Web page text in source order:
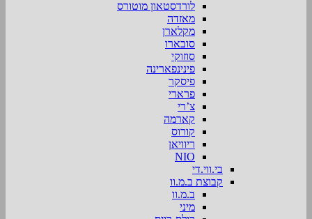
לורדסטאון מוטורס
מאזדה
מקלארן
סובארו
סוזוקי
פינינפארינה
פיסקר
פרארי
צ’רי
קארמה
קורוס
ריוויאן
NIO
בי.ווי.די
קבוצת ב.מ.וו
ב.מ.וו
מיני